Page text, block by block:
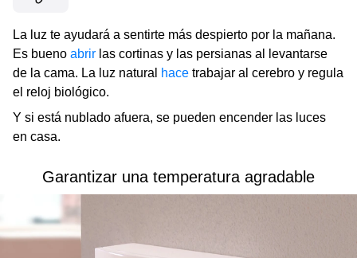
La luz te ayudará a sentirte más despierto por la mañana.
Es bueno abrir las cortinas y las persianas al levantarse
de la cama. La luz natural
hace trabajar al cerebro y regula
el reloj biológico.
Y si está nublado afuera, se pueden encender las luces
en casa.
Garantizar una temperatura agradable